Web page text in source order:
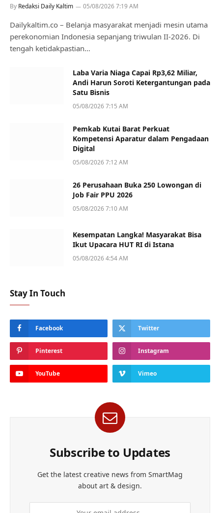
By Redaksi Daily Kaltim 05/08/2026 7:19 AM
Dailykaltim.co – Belanja masyarakat menjadi mesin utama
perekonomian Indonesia sepanjang triwulan II-2026. Di
tengah ketidakpastian…
Laba Varia Niaga Capai Rp3,62 Miliar,
Andi Harun Soroti Ketergantungan pada
Satu Bisnis
05/08/2026 7:15 AM
Pemkab Kutai Barat Perkuat
Kompetensi Aparatur dalam Pengadaan
Digital
05/08/2026 7:12 AM
26 Perusahaan Buka 250 Lowongan di
Job Fair PPU 2026
05/08/2026 7:10 AM
Kesempatan Langka! Masyarakat Bisa
Ikut Upacara HUT RI di Istana
05/08/2026 4:54 AM
Stay In Touch
Facebook Twitter
Pinterest Instagram
YouTube Vimeo
Subscribe to Updates
Get the latest creative news from SmartMag
about art & design.